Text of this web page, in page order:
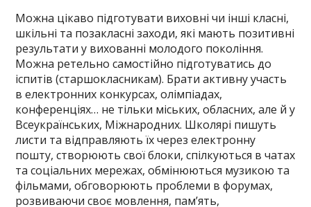
Можна цікаво підготувати виховні чи інші класні,
шкільні та позакласні заходи, які мають позитивні
результати у вихованні молодого покоління.
Можна ретельно самостійно підготуватись до
іспитів (старшокласникам). Брати активну участь
в електронних конкурсах, олімпіадах,
конференціях… не тільки міських, обласних, але й у
Всеукраїнських, Міжнародних. Школярі пишуть
листи та відправляють їх через електронну
пошту, створюють свої блоки, спілкуються в чатах
та соціальних мережах, обмінюються музикою та
фільмами, обговорюють проблеми в форумах,
розвиваючи своє мовлення, пам’ять,